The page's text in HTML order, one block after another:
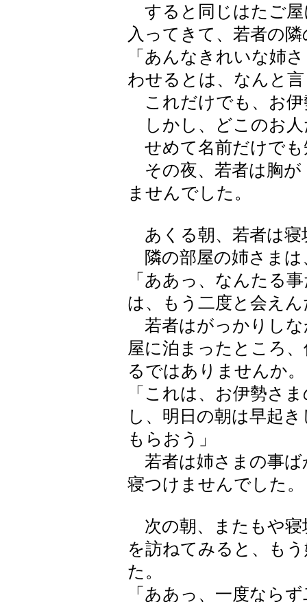
すると同じはたご屋
入ってきて、若者の
「あんなきれいな姉
わせるとは、なんと
これだけでも、お伊
しかし、どこのお人
せめて名前だけでも
その夜、若者は胸が
ませんでした。
あくる朝、若者は寝
隣の部屋の姉さまは
「ああっ、なんたる
は、もう二度と会え
若者はがっかりしな
屋に泊まったところ
るではありませんか。
「これは、お伊勢さ
し、明日の朝は早起
もらおう」
若者は姉さまの事ば
寝つけませんでした。
次の朝、またもや寝
を訪ねてみると、も
た。
「ああっ、一度なら